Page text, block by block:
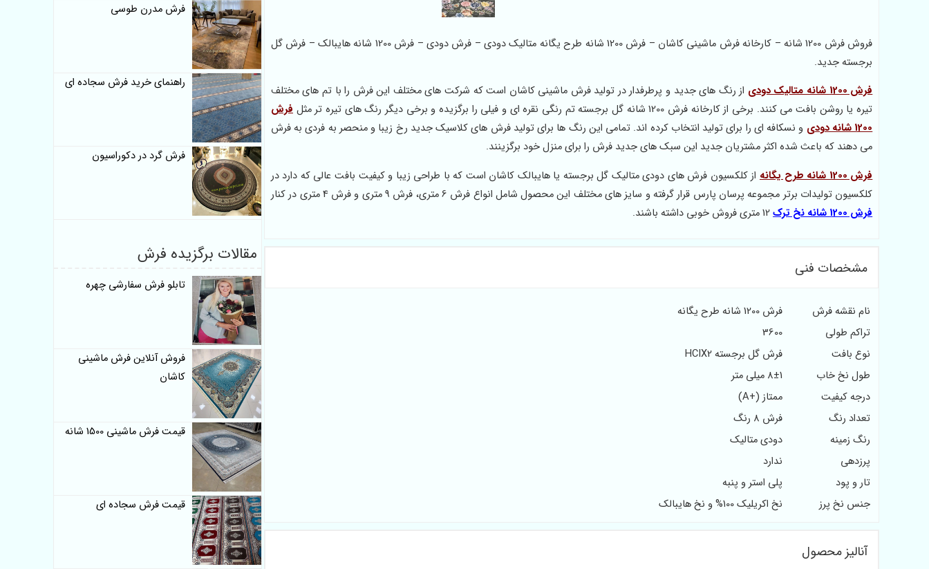
فروش فرش 1200 شانه – کارخانه فرش ماشینی کاشان – فرش 1200 شانه طرح یگانه متالیک دودی – فرش دودی – فرش 1200 شانه هایبالک – فرش گل
برجسته جدید.
فرش 1200 شانه متالیک دودی
از رنگ های جدید و پرطرفدار در تولید فرش ماشینی کاشان است که شرکت های مختلف این فرش را با تم های مختلف
تیره یا روشن بافت می کنند. برخی از کارخانه فرش 1200 شانه گل برجسته تم رنگی نقره ای و فیلی را برگزیده و برخی دیگر رنگ های تیره تر مثل
فرش
1200 شانه دودی
و نسکافه ای را برای تولید انتخاب کرده اند. تمامی این رنگ ها برای تولید فرش های کلاسیک جدید رخ زیبا و منحصر به فردی به فرش
می دهند که باعث شده اکثر مشتریان جدید این سبک های جدید فرش را برای منزل خود برگزینند.
فرش 1200 شانه طرح یگانه
از کلکسیون فرش های دودی متالیک گل برجسته یا هایبالک کاشان است که با طراحی زیبا و کیفیت بافت عالی که دارد در
کلکسیون تولیدات برتر مجموعه پرسان پارس قرار گرفته و سایز های مختلف این محصول شامل انواع فرش 6 متری، فرش 9 متری و فرش 4 متری در کنار
فرش 1200 شانه نخ ترک
12 متری فروش خوبی داشته باشند.
مشخصات فنی
نام نقشه فرش
فرش 1200 شانه طرح یگانه
تراکم طولی
3600
نوع بافت
فرش گل برجسته HCIX2
طول نخ خاب
8±1 میلی متر
درجه کیفیت
ممتاز (+A)
تعداد رنگ
فرش 8 رنگ
رنگ زمینه
دودی متالیک
پرزدهی
ندارد
تار و پود
پلی استر و پنبه
جنس نخ پرز
نخ اکریلیک 100% و نخ هایبالک
آنالیز محصول
فرش مدرن طوسی
راهنمای خرید فرش سجاده ای
فرش گرد در دکوراسیون
مقالات برگزیده فرش
تابلو فرش سفارشی چهره
فروش آنلاین فرش ماشینی
کاشان
قیمت فرش ماشینی 1500 شانه
قیمت فرش سجاده ای